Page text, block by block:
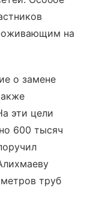
на
о замене
эти цели
600 тысяч
труб